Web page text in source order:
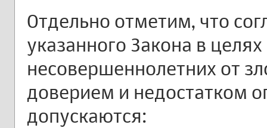
Отдельно отметим, что
указанного Закона в
несовершеннолетних от
доверием и недостатком
допускаются: